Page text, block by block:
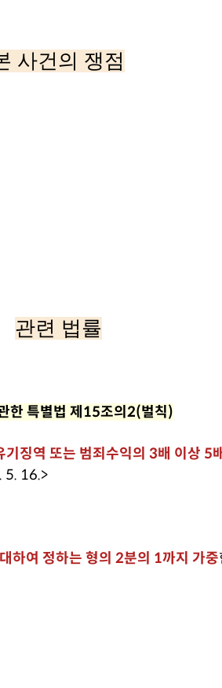
사건의 쟁점
관련 법률
한 특별법 제15조의2(벌칙)
기징역 또는 범죄수익의 3배 이상 5
5. 16.>
하여 정하는 형의 2분의 1까지 가중